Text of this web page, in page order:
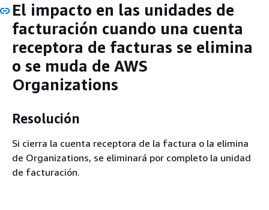
El impacto en las unidades de
facturación cuando una cuenta
receptora de facturas se elimina
o se muda de AWS
Organizations
Resolución
Si cierra la cuenta receptora de la factura o la elimina
de Organizations, se eliminará por completo la unidad
de facturación.